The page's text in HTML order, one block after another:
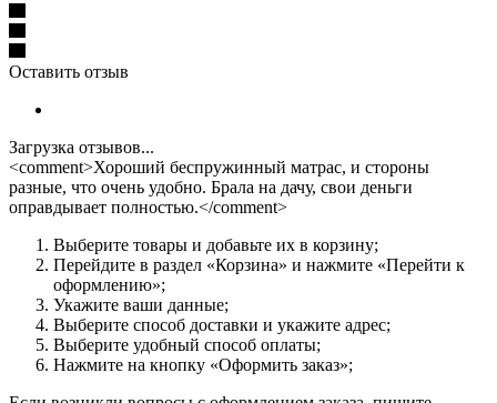
Оставить отзыв
Загрузка отзывов...
<comment>Хороший беспружинный матрас, и стороны
разные, что очень удобно. Брала на дачу, свои деньги
оправдывает полностью.</comment>
Выберите товары и добавьте их в корзину;
Перейдите в раздел «Корзина» и нажмите «Перейти к
оформлению»;
Укажите ваши данные;
Выберите способ доставки и укажите адрес;
Выберите удобный способ оплаты;
Нажмите на кнопку «Оформить заказ»;